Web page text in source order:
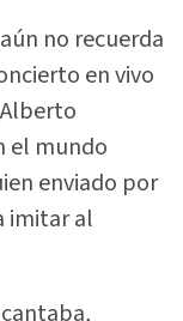
no recuerda
en vivo
el mundo
enviado por
imitar al